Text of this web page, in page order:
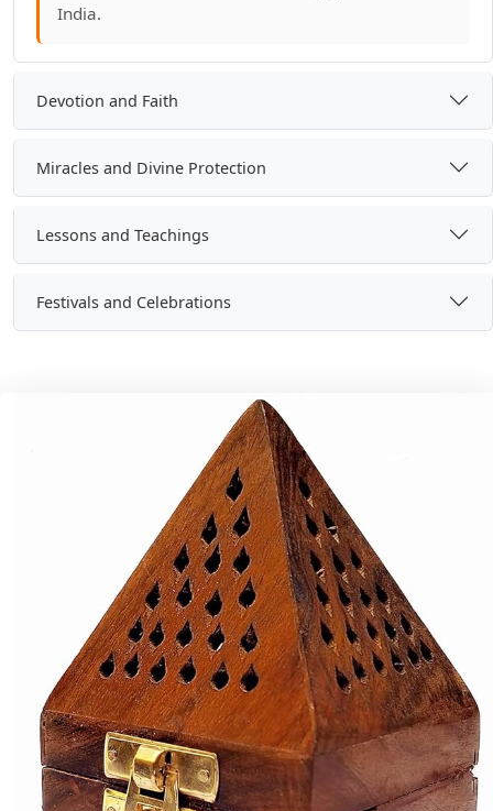
India.
Devotion and Faith
Miracles and Divine Protection
Lessons and Teachings
Festivals and Celebrations